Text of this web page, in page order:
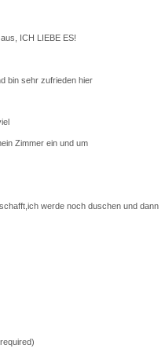
ICH LIEBE ES!
bin sehr zufrieden hier
Zimmer ein und um
werde noch duschen und dann